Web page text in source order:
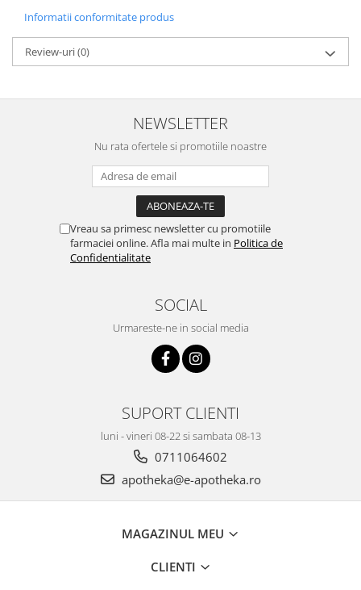
Informatii conformitate produs
Review-uri(0)
NEWSLETTER
Nu rata ofertele si promotiile noastre
Vreau sa primesc newsletter cu promotiile
farmaciei online. Afla mai multe in Politica de
Confidentialitate
SOCIAL
Urmareste-ne in social media
SUPORT CLIENTI
luni - vineri 08-22 si sambata 08-13
0711064602
apotheka@e-apotheka.ro
MAGAZINUL MEU
CLIENTI